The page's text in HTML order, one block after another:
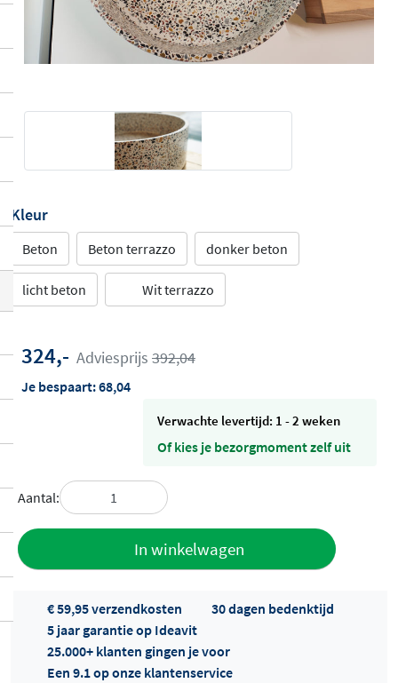
Kleur
Beton Beton terrazzo donker beton
licht beton Wit terrazzo
324,- Adviesprijs 392,04
Je bespaart:68,04
Verwachte levertijd: 1 - 2 weken
Of kies je bezorgmoment zelf uit
Aantal:
In winkelwagen
€ 59,95 verzendkosten
30 dagen bedenktijd
5 jaar garantie op Ideavit
25.000+ klanten gingen je voor
Een 9.1 op onze klantenservice